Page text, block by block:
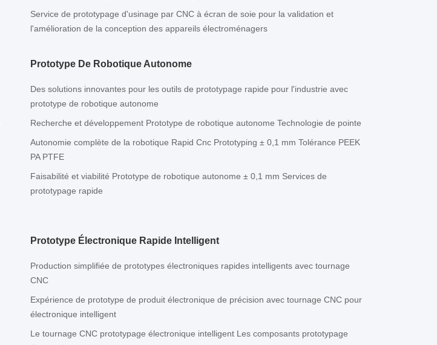
Service de prototypage d'usinage par CNC à écran de soie pour la validation et
l'amélioration de la conception des appareils électroménagers
Prototype De Robotique Autonome
Des solutions innovantes pour les outils de prototypage rapide pour l'industrie avec
prototype de robotique autonome
Recherche et développement Prototype de robotique autonome Technologie de pointe
Autonomie complète de la robotique Rapid Cnc Prototyping ± 0,1 mm Tolérance PEEK
PA PTFE
Faisabilité et viabilité Prototype de robotique autonome ± 0,1 mm Services de
prototypage rapide
Prototype Électronique Rapide Intelligent
Production simplifiée de prototypes électroniques rapides intelligents avec tournage
CNC
Expérience de prototype de produit électronique de précision avec tournage CNC pour
électronique intelligent
Le tournage CNC prototypage électronique intelligent Les composants prototypage